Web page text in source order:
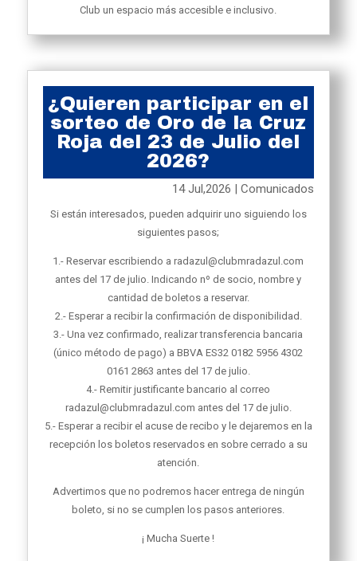
Club un espacio más accesible e inclusivo.
¿Quieren participar en el
sorteo de Oro de la Cruz
Roja del 23 de Julio del
2026?
14 Jul,2026 |Comunicados
Si están interesados, pueden adquirir uno siguiendo los
siguientes pasos;
1.- Reservar escribiendo a radazul@clubmradazul.com
antes del 17 de julio. Indicando nº de socio, nombre y
cantidad de boletos a reservar.
2.- Esperar a recibir la confirmación de disponibilidad.
3.- Una vez confirmado, realizar transferencia bancaria
(único método de pago) a BBVA ES32 0182 5956 4302
0161 2863 antes del 17 de julio.
4.- Remitir justificante bancario al correo
radazul@clubmradazul.com antes del 17 de julio.
5.- Esperar a recibir el acuse de recibo y le dejaremos en la
recepción los boletos reservados en sobre cerrado a su
atención.
Advertimos que no podremos hacer entrega de ningún
boleto, si no se cumplen los pasos anteriores.
¡ Mucha Suerte !